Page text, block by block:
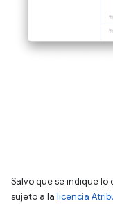
Salvo que se indique
sujeto a la licencia